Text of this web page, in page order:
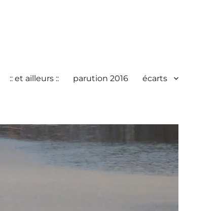
:: et ailleurs :: parution 2016 écarts